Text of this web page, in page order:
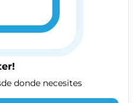
donde necesites